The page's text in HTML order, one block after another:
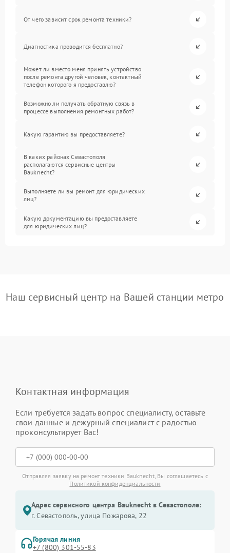
От чего зависит срок ремонта техники?
Диагностика проводится бесплатно?
Может ли вместо меня принять устройство
после ремонта другой человек, контактный
телефон которого я предоставлю?
Возможно ли получать обратную связь в
процессе выполнения ремонтных работ?
Какую гарантию вы предоставляете?
В каких районах Севастополя
располагаются сервисные центры
Bauknecht?
Выполняете ли вы ремонт для юридических
лиц?
Какую документацию вы предоставляете
для юридических лиц?
Наш сервисный центр на Вашей станции метро
Контактная информация
Если требуется задать вопрос специалисту, оставьте
свои данные и дежурный специалист с радостью
проконсультирует Вас!
Отправляя заявку на ремонт техники Bauknecht, Вы соглашаетесь с
Политикой конфиденциальности
Адрес сервисного центра Bauknecht в Севастополе:
г. Севастополь, улица Пожарова, 22
Горячая линия
+7 (800) 301-55-83